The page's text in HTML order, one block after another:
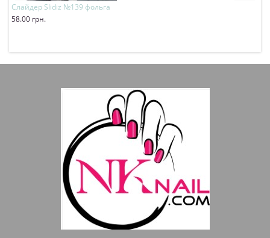
Слайдер Slidiz №139 фольга
58.00 грн.